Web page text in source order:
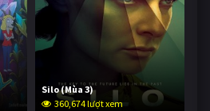
Silo (Mùa 3)
360,674 lượt xem